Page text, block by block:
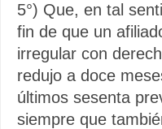
5°) Que, en tal
fin de que un
irregular con
redujo a doce
últimos sesenta
siempre que